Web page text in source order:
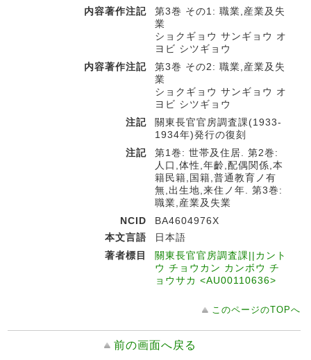
内容著作注記
第3巻 その1: 職業,産業及失
業
ショクギョウ サンギョウ オ
ヨビ シツギョウ
内容著作注記
第3巻 その2: 職業,産業及失
業
ショクギョウ サンギョウ オ
ヨビ シツギョウ
注記
關東長官官房調査課(1933-
1934年)発行の復刻
注記
第1巻: 世帯及住居. 第2巻:
人口,体性,年齡,配偶関係,本
籍民籍,国籍,普通教育ノ有
無,出生地,来住ノ年. 第3巻:
職業,産業及失業
NCID
BA4604976X
本文言語
日本語
著者標目
關東長官官房調査課||カント
ウ チョウカン カンボウ チ
ョウサカ <AU00110636>
このページのTOPへ
前の画面へ戻る